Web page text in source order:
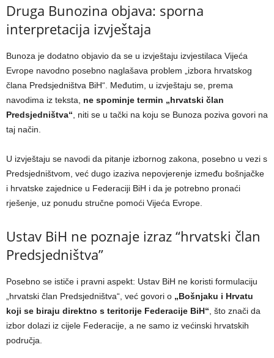
Druga Bunozina objava: sporna
interpretacija izvještaja
Bunoza je dodatno objavio da se u izvještaju izvjestilaca Vijeća
Evrope navodno posebno naglašava problem „izbora hrvatskog
člana Predsjedništva BiH“. Međutim, u izvještaju se, prema
navodima iz teksta, ne spominje termin „hrvatski član
Predsjedništva“ , niti se u tački na koju se Bunoza poziva govori na
taj način.
U izvještaju se navodi da pitanje izbornog zakona, posebno u vezi s
Predsjedništvom, već dugo izaziva nepovjerenje između bošnjačke
i hrvatske zajednice u Federaciji BiH i da je potrebno pronaći
rješenje, uz ponudu stručne pomoći Vijeća Evrope.
Ustav BiH ne poznaje izraz “hrvatski član
Predsjedništva”
Posebno se ističe i pravni aspekt: Ustav BiH ne koristi formulaciju
„hrvatski član Predsjedništva“, već govori o „Bošnjaku i Hrvatu
koji se biraju direktno s teritorije Federacije BiH“ , što znači da
izbor dolazi iz cijele Federacije, a ne samo iz većinski hrvatskih
područja.